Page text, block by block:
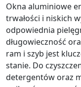
Okna aluminiowe
trwałości i niskich
odpowiednia
długowieczność
ram i szyb jest
stanie. Do
detergentów oraz